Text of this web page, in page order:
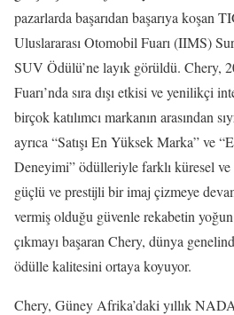
pazarlarda başarıdan başarıya koşan
Uluslararası Otomobil Fuarı (IIMS)
SUV Ödülü’ne layık görüldü. Chery,
Fuarı’nda sıra dışı etkisi ve yenilikçi
birçok katılımcı markanın arasından
ayrıca “Satışı En Yüksek Marka” ve
Deneyimi” ödülleriyle farklı küresel ve
güçlü ve prestijli bir imaj çizmeye
vermiş olduğu güvenle rekabetin
çıkmayı başaran Chery, dünya
ödülle kalitesini ortaya koyuyor.
Chery, Güney Afrika’daki yıllık